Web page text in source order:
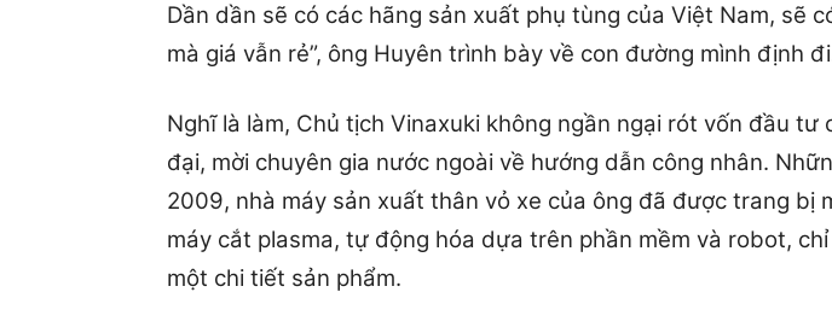
Dần dần sẽ có các hãng sản xuất phụ tùng của Việt Nam, sẽ
mà giá vẫn rẻ”, ông Huyên trình bày về con đường mình định
Nghĩ là làm, Chủ tịch Vinaxuki không ngần ngại rót vốn đầu tư
đại, mời chuyên gia nước ngoài về hướng dẫn công nhân.
2009, nhà máy sản xuất thân vỏ xe của ông đã được trang bị
máy cắt plasma, tự động hóa dựa trên phần mềm và robot,
một chi tiết sản phẩm.